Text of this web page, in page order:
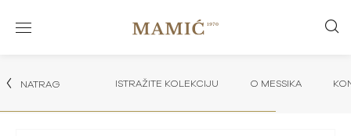
NATRAG ISTRAŽITE KOLEKCIJU O MESSIKA